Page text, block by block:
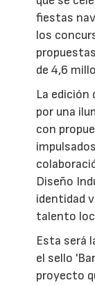
fiestas
los
de 4,6
La edición
por una
con
Diseño
identidad
talento
Esta será
el sello
proyecto